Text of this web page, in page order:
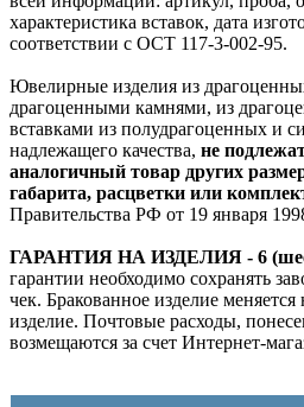
характеристика вставок, дата
соответствии с ОСТ 117-3-002-95.
Ювелирные изделия из
драгоценными камнями, из
вставками из полудрагоценных и
надлежащего качества, не
аналогичный товар других
габарита, расцветки или
Правительства РФ от 19 января
ГАРАНТИЯ НА ИЗДЕЛИЯ - 6
гарантии необходимо сохранять
чек. Бракованное изделие
изделие. Почтовые расходы,
возмещаются за счет Интернет-